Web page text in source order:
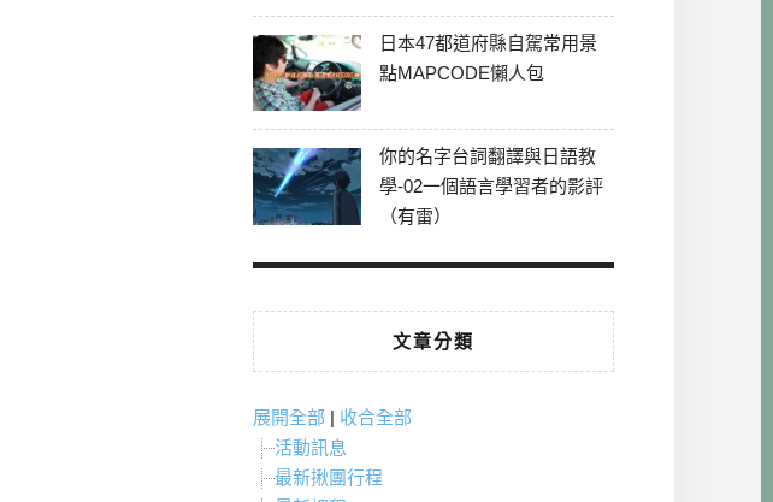
日本47都道府縣自駕常用景
點MAPCODE懶人包
你的名字台詞翻譯與日語教
學-02一個語言學習者的影評
（有雷）
文章分類
展開全部 | 收合全部
活動訊息
最新揪團行程